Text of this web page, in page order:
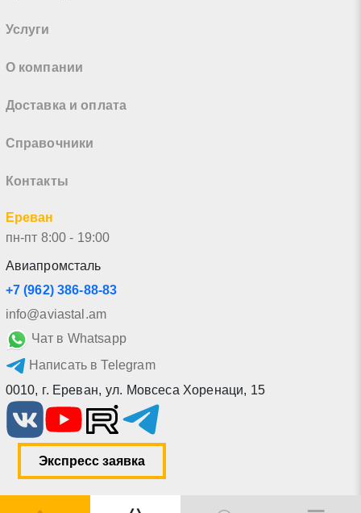
Услуги
О компании
Доставка и оплата
Справочники
Контакты
Ереван
пн-пт 8:00 - 19:00
Авиапромсталь
+7 (962) 386-88-83
info@aviastal.am
Чат в Whatsapp
Написать в Telegram
0010, г. Ереван, ул. Мовсеса Хоренаци, 15
Экспресс заявка